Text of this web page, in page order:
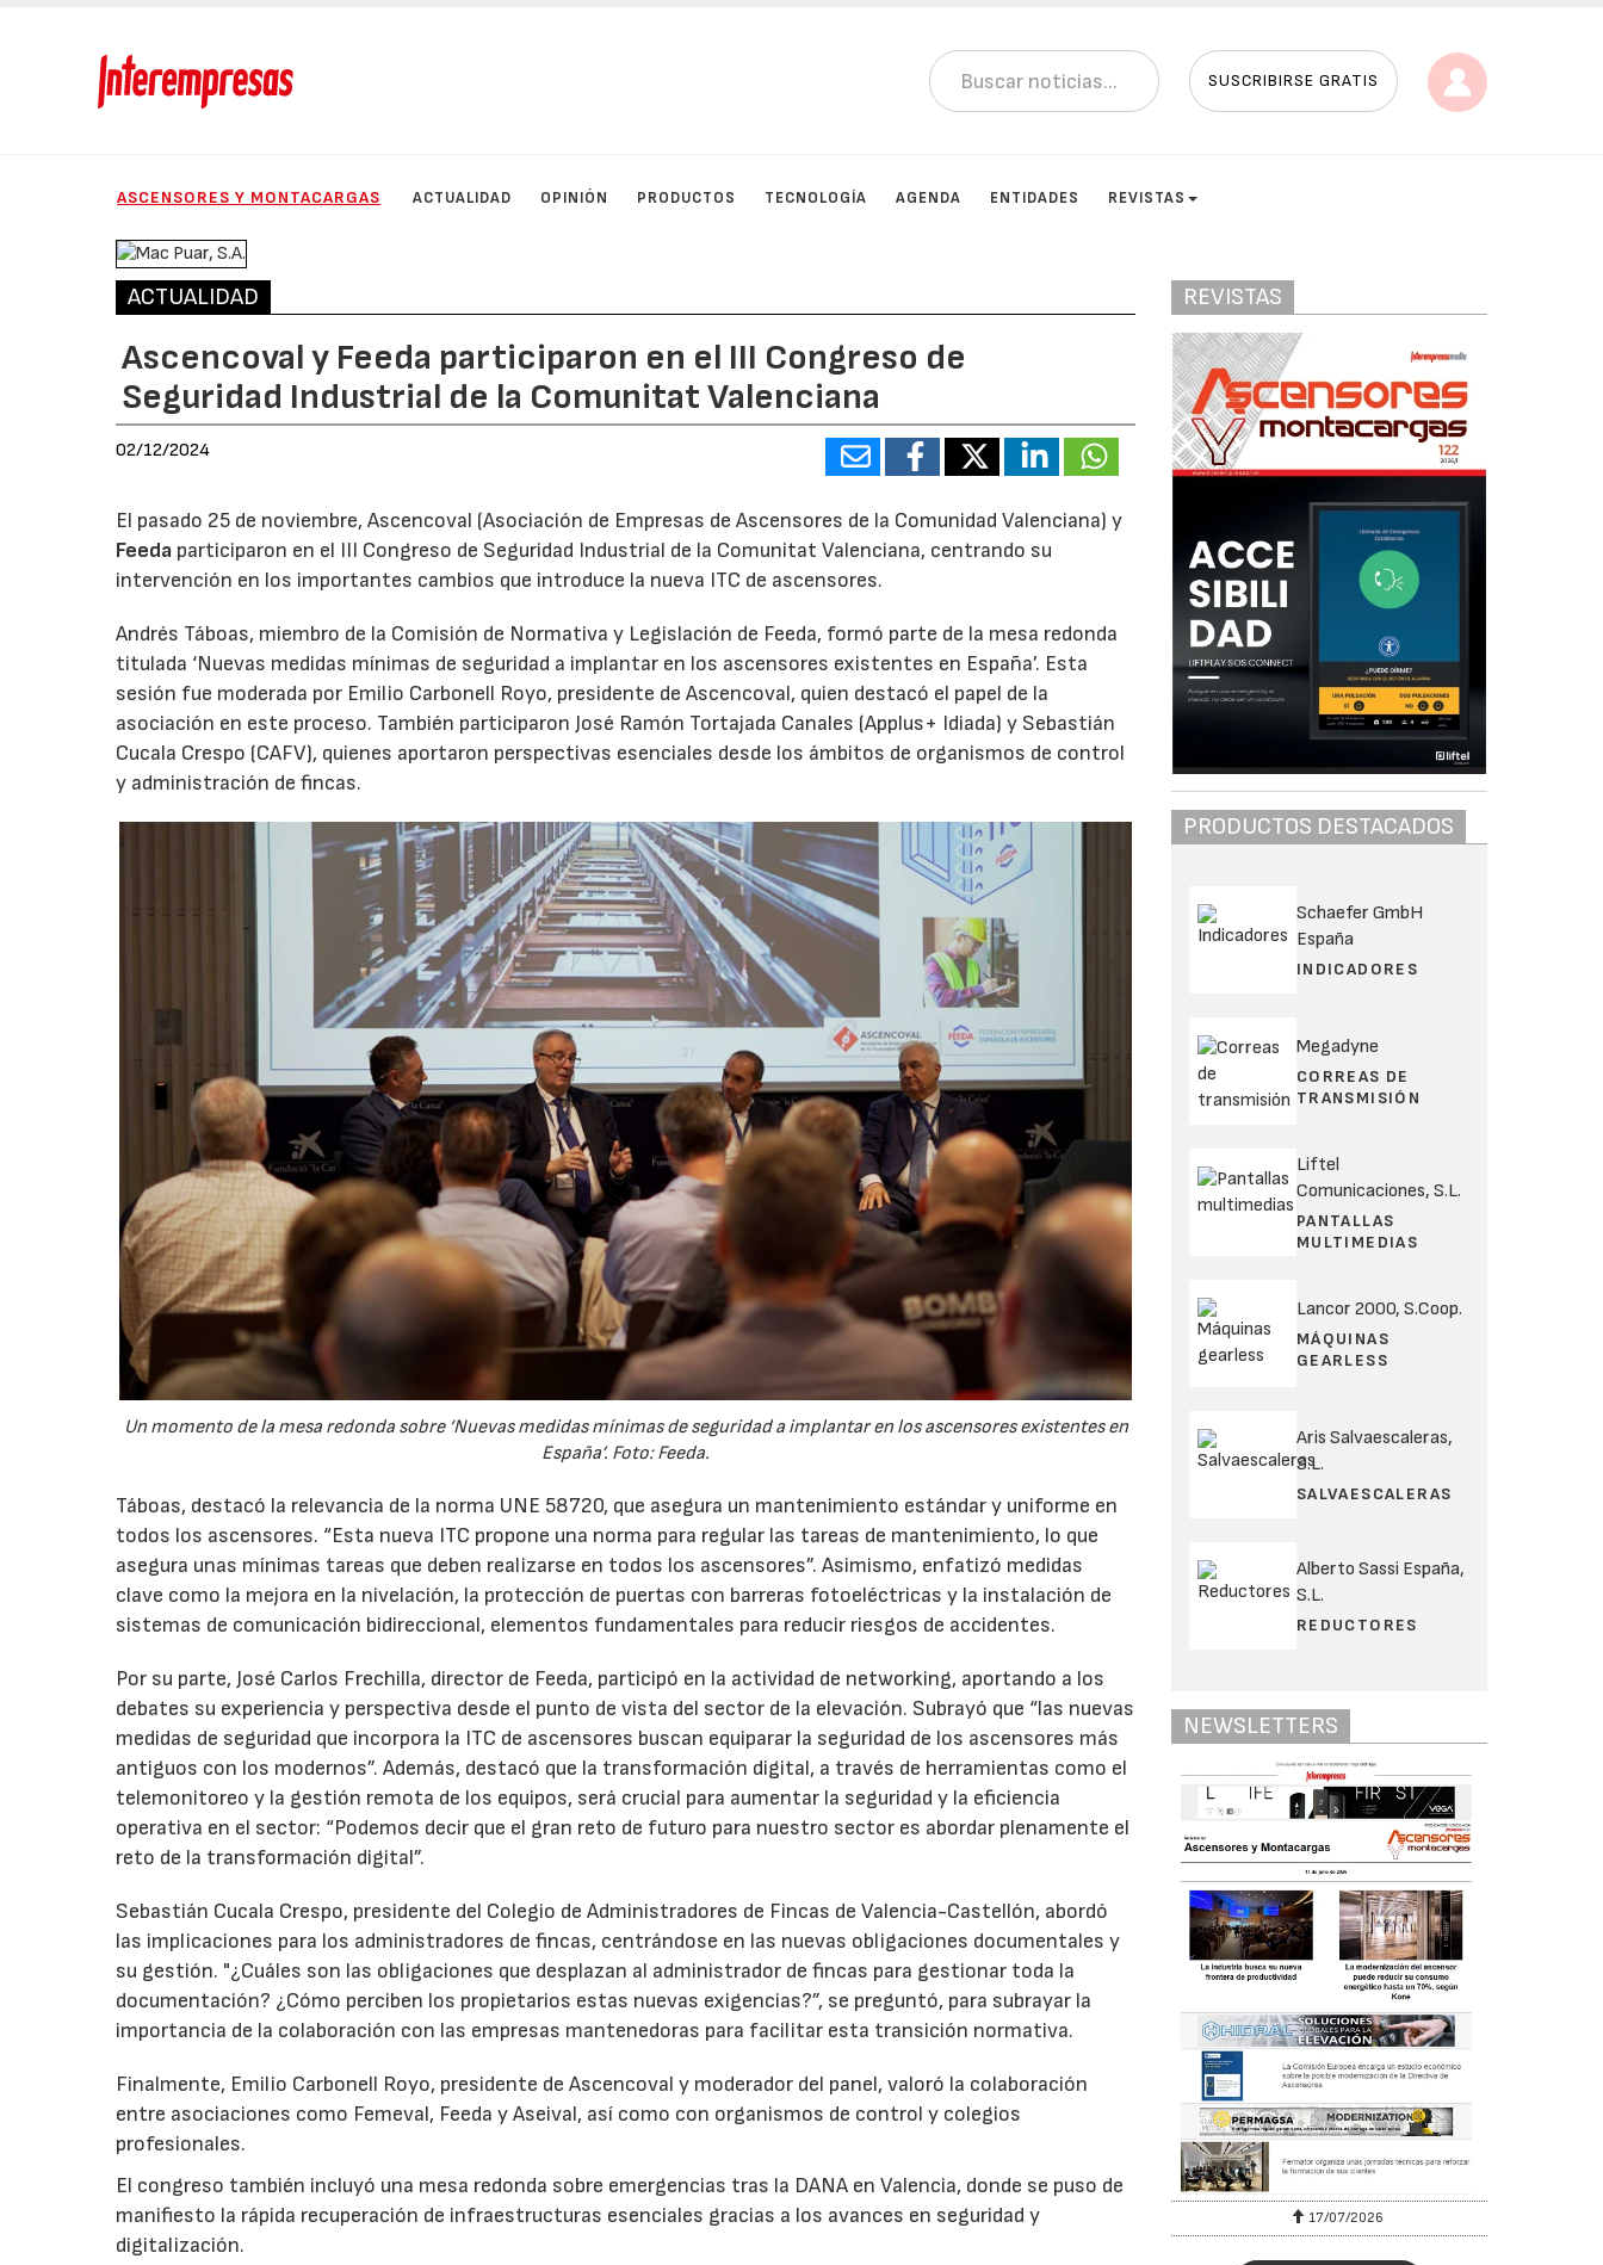
SUSCRIBIRSE GRATIS
ASCENSORES Y MONTACARGAS ACTUALIDAD OPINIÓN PRODUCTOS TECNOLOGÍA AGENDA ENTIDADES REVISTAS
ACTUALIDAD
Ascencoval y Feeda participaron en el III Congreso de
Seguridad Industrial de la Comunitat Valenciana
02/12/2024
El pasado 25 de noviembre, Ascencoval (Asociación de Empresas de Ascensores de la Comunidad Valenciana) y
Feeda participaron en el III Congreso de Seguridad Industrial de la Comunitat Valenciana, centrando su
intervención en los importantes cambios que introduce la nueva ITC de ascensores.
Andrés Táboas, miembro de la Comisión de Normativa y Legislación de Feeda, formó parte de la mesa redonda
titulada ‘Nuevas medidas mínimas de seguridad a implantar en los ascensores existentes en España’. Esta
sesión fue moderada por Emilio Carbonell Royo, presidente de Ascencoval, quien destacó el papel de la
asociación en este proceso. También participaron José Ramón Tortajada Canales (Applus+ Idiada) y Sebastián
Cucala Crespo (CAFV), quienes aportaron perspectivas esenciales desde los ámbitos de organismos de control
y administración de fincas.
Un momento de la mesa redonda sobre ‘Nuevas medidas mínimas de seguridad a implantar en los ascensores existentes en
España’. Foto: Feeda.
Táboas, destacó la relevancia de la norma UNE 58720, que asegura un mantenimiento estándar y uniforme en
todos los ascensores. “Esta nueva ITC propone una norma para regular las tareas de mantenimiento, lo que
asegura unas mínimas tareas que deben realizarse en todos los ascensores”. Asimismo, enfatizó medidas
clave como la mejora en la nivelación, la protección de puertas con barreras fotoeléctricas y la instalación de
sistemas de comunicación bidireccional, elementos fundamentales para reducir riesgos de accidentes.
Por su parte, José Carlos Frechilla, director de Feeda, participó en la actividad de networking, aportando a los
debates su experiencia y perspectiva desde el punto de vista del sector de la elevación. Subrayó que “las nuevas
medidas de seguridad que incorpora la ITC de ascensores buscan equiparar la seguridad de los ascensores más
antiguos con los modernos”. Además, destacó que la transformación digital, a través de herramientas como el
telemonitoreo y la gestión remota de los equipos, será crucial para aumentar la seguridad y la eficiencia
operativa en el sector: “Podemos decir que el gran reto de futuro para nuestro sector es abordar plenamente el
reto de la transformación digital”.
Sebastián Cucala Crespo, presidente del Colegio de Administradores de Fincas de Valencia-Castellón, abordó
las implicaciones para los administradores de fincas, centrándose en las nuevas obligaciones documentales y
su gestión. "¿Cuáles son las obligaciones que desplazan al administrador de fincas para gestionar toda la
documentación? ¿Cómo perciben los propietarios estas nuevas exigencias?”, se preguntó, para subrayar la
importancia de la colaboración con las empresas mantenedoras para facilitar esta transición normativa.
Finalmente, Emilio Carbonell Royo, presidente de Ascencoval y moderador del panel, valoró la colaboración
entre asociaciones como Femeval, Feeda y Aseival, así como con organismos de control y colegios
profesionales.
El congreso también incluyó una mesa redonda sobre emergencias tras la DANA en Valencia, donde se puso de
manifiesto la rápida recuperación de infraestructuras esenciales gracias a los avances en seguridad y
digitalización.
REVISTAS
PRODUCTOS DESTACADOS
Schaefer GmbH
España
INDICADORES
Megadyne
CORREAS DE
TRANSMISIÓN
Liftel
Comunicaciones, S.L.
PANTALLAS
MULTIMEDIAS
Lancor 2000, S.Coop.
MÁQUINAS
GEARLESS
Aris Salvaescaleras,
S.L.
SALVAESCALERAS
Alberto Sassi España,
S.L.
REDUCTORES
NEWSLETTERS
17/07/2026 31/07/2026 17/07/2026